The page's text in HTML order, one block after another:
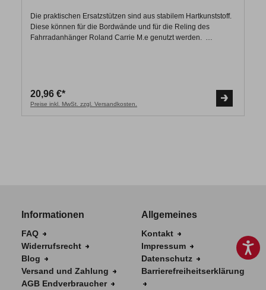
Die praktischen Ersatzstützen sind aus stabilem Hartkunststoff.
Diese können für die Bordwände und für die Reling des
Fahrradanhänger Roland Carrie M.e genutzt werden.
20,96 €*
Preise inkl. MwSt. zzgl. Versandkosten.
Informationen
FAQ
Widerrufsrecht
Blog
Versand und Zahlung
AGB Endverbraucher
Allgemeines
Kontakt
Impressum
Datenschutz
Barrierefreiheitserklärung